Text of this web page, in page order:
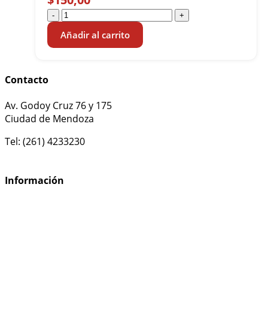
- +
Añadir al carrito
Contacto
Av. Godoy Cruz 76 y 175
Ciudad de Mendoza
Tel: (261) 4233230
Información